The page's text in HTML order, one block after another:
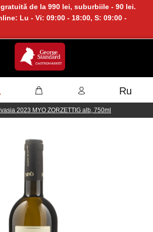
de la 990 lei, suburbiile - 90 lei.
Lu - Vi: 09:00 - 18:00, S: 09:00 -
Ru
2023 MYO ZORZETTIG alb, 750ml